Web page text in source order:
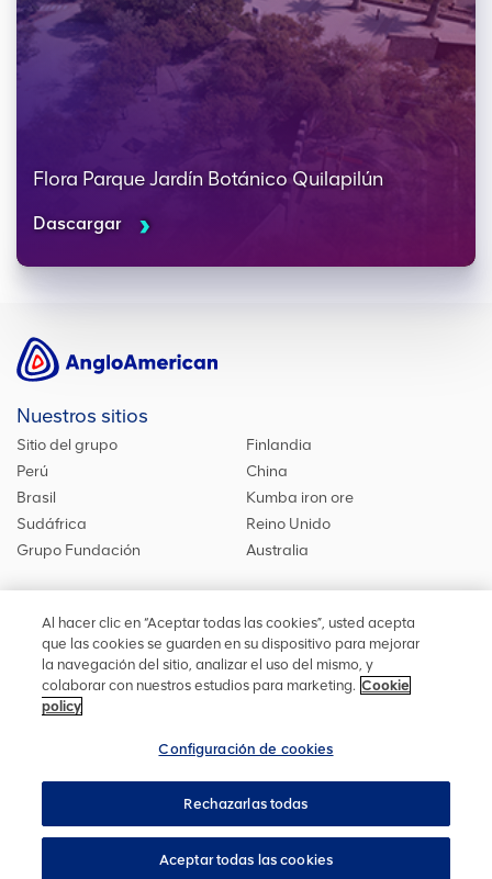
Flora Parque Jardín Botánico Quilapilún
Dascargar
Nuestros sitios
Sitio del grupo
Finlandia
Perú
China
Brasil
Kumba iron ore
Sudáfrica
Reino Unido
Grupo Fundación
Australia
Síguenos
Mantente actualizado acerca de nuestras iniciativas o
contáctanossi quieres saber más de nosotros.
Accesibilidad
Términos y condiciones
Mapa del sitio
Cookies
Configuración de cookies
Regístrese para alertas Copyright ©
Al hacer clic en “Aceptar todas las cookies”, usted acepta
que las cookies se guarden en su dispositivo para mejorar
la navegación del sitio, analizar el uso del mismo, y
colaborar con nuestros estudios para marketing. Cookie
policy
Configuración de cookies
Rechazarlas todas
Aceptar todas las cookies